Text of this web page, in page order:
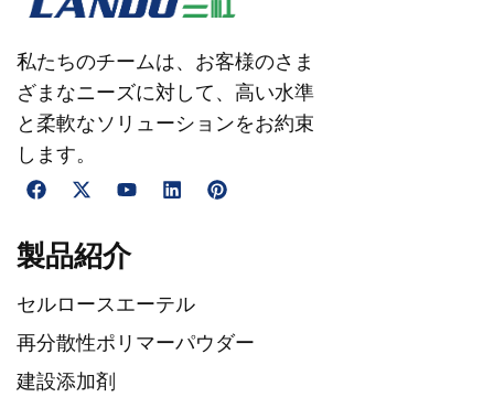
私たちのチームは、お客様のさま
ざまなニーズに対して、高い水準
と柔軟なソリューションをお約束
します。
製品紹介
セルロースエーテル
再分散性ポリマーパウダー
建設添加剤